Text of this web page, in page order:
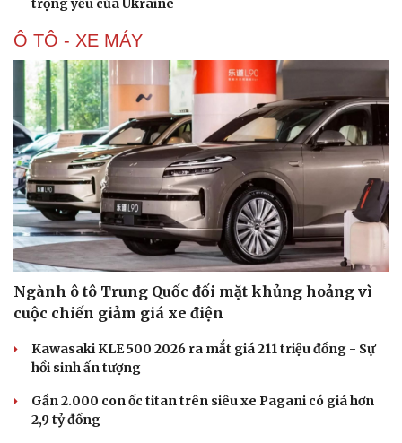
trọng yếu của Ukraine
Ô TÔ - XE MÁY
Ngành ô tô Trung Quốc đối mặt khủng hoảng vì
cuộc chiến giảm giá xe điện
Kawasaki KLE 500 2026 ra mắt giá 211 triệu đồng - Sự
hồi sinh ấn tượng
Gần 2.000 con ốc titan trên siêu xe Pagani có giá hơn
2,9 tỷ đồng